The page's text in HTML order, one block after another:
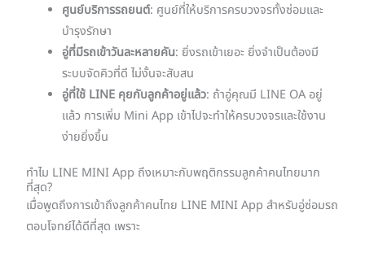
ศูนย์บริการรถยนต์: ศูนย์ที่ให้บริการครบวงจรทั้งซ่อมและ
บำรุงรักษา
อู่ที่มีรถเข้าวันละหลายคัน: ยิ่งรถเข้าเยอะ ยิ่งจำเป็นต้องมี
ระบบจัดคิวที่ดี ไม่งั้นจะสับสน
อู่ที่ใช้ LINE คุยกับลูกค้าอยู่แล้ว: ถ้าอู่คุณมี LINE OA อยู่
แล้ว การเพิ่ม Mini App เข้าไปจะทำให้ครบวงจรและใช้งาน
ง่ายยิ่งขึ้น
ทำไม LINE MINI App ถึงเหมาะกับพฤติกรรมลูกค้าคนไทยมาก
ที่สุด?
เมื่อพูดถึงการเข้าถึงลูกค้าคนไทย LINE MINI App สำหรับอู่ซ่อมรถ
ตอบโจทย์ได้ดีที่สุด เพราะ